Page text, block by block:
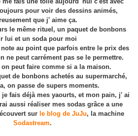
pour voir des dessins animés,
que j' aime ça.
le même rituel, un paquet de bonbons
lui et un soda pour moi
au point que parfois entre le prix des
ne peut carrément pas se le permettre.
on peut faire comme si a la maison.
de bonbons achetés au supermarché,
on passe de supers moments.
fais déjà mes yaourts, et mon pain, j' ai
aussi réaliser mes sodas grâce a une
sur le blog de JuJu, la machine
Sodastream.